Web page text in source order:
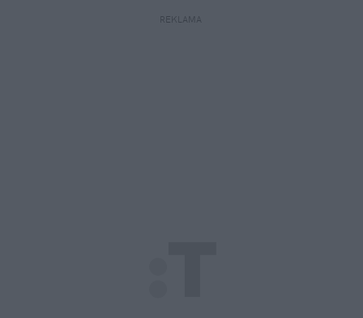
REKLAMA